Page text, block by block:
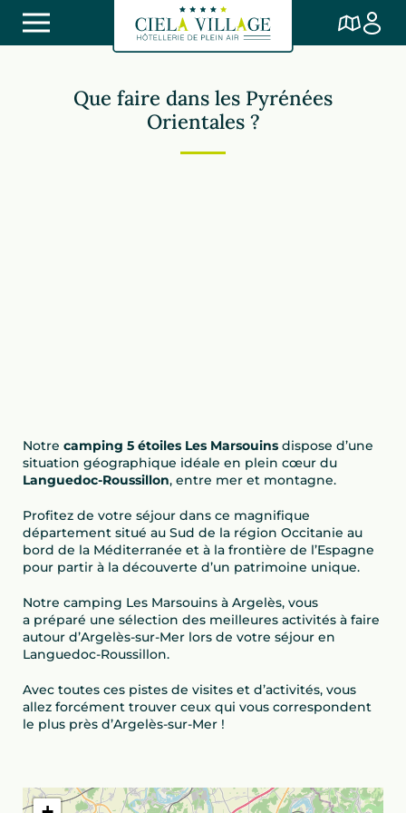
Que faire dans les Pyrénées
Orientales ?
Notre camping 5 étoiles Les Marsouins dispose d’une
situation géographique idéale en plein cœur du
Languedoc-Roussillon, entre mer et montagne.
Profitez de votre séjour dans ce magnifique
département situé au Sud de la région Occitanie au
bord de la Méditerranée et à la frontière de l’Espagne
pour partir à la découverte d’un patrimoine unique.
Notre camping Les Marsouins à Argelès, vous
a préparé une sélection des meilleures activités à faire
autour d’Argelès-sur-Mer lors de votre séjour en
Languedoc-Roussillon.
Avec toutes ces pistes de visites et d’activités, vous
allez forcément trouver ceux qui vous correspondent
le plus près d’Argelès-sur-Mer !